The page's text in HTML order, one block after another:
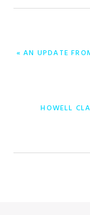
PREVIOUS
« AN UPDATE
NEXT
HOWELL